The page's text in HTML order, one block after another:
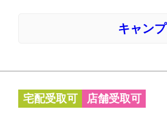
キャンプ
宅配受取可 店舗受取可